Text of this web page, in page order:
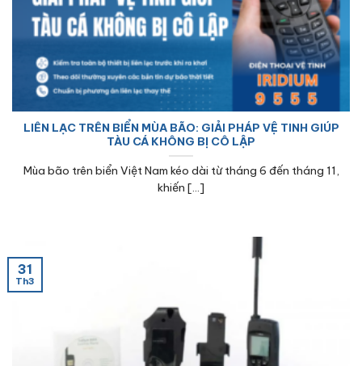
LIÊN LẠC TRÊN BIỂN MÙA BÃO: GIẢI PHÁP VỆ TINH GIÚP
TÀU CÁ KHÔNG BỊ CÔ LẬP
Mùa bão trên biển Việt Nam kéo dài từ tháng 6 đến tháng 11,
khiến [...]
31
Th3